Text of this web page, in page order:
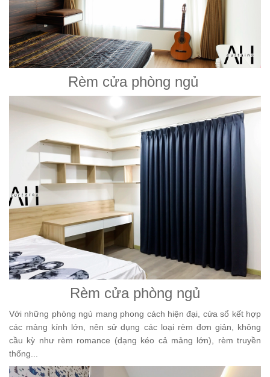
Rèm cửa phòng ngủ
Rèm cửa phòng ngủ
Với những phòng ngủ mang phong cách hiện đại, cửa sổ kết hợp
các mảng kính lớn, nên sử dụng các loại rèm đơn giản, không
cầu kỳ như rèm romance (dạng kéo cả mảng lớn), rèm truyền
thống...